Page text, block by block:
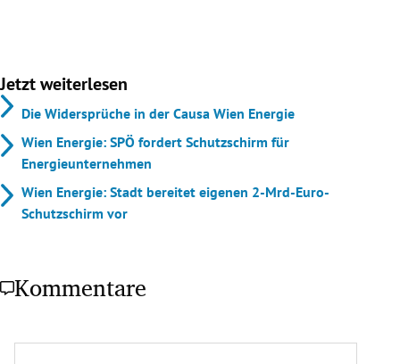
Jetzt weiterlesen
Die Widersprüche in der Causa Wien Energie
Wien Energie: SPÖ fordert Schutzschirm für
Energieunternehmen
Wien Energie: Stadt bereitet eigenen 2-Mrd-Euro-
Schutzschirm vor
Kommentare